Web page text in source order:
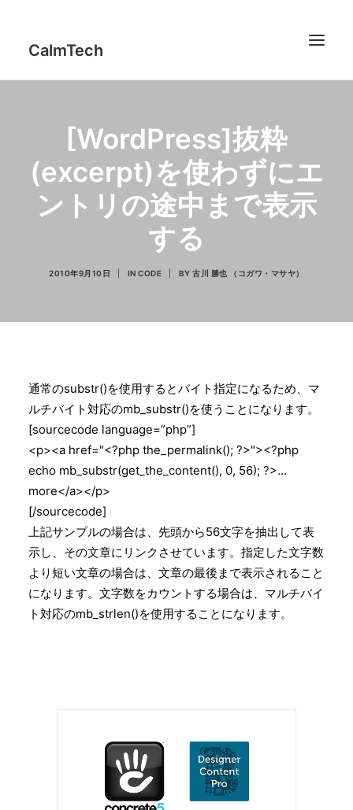
CalmTech
Works
Profile
Report
IT Counseling
Thinking
Code
[WordPress]抜粋
(excerpt)を使わずにエ
ントリの途中まで表示
する
2010年9月10日 INCODE BY古川 勝也 （コガワ・マサヤ）
通常のsubstr()を使用するとバイト指定になるため、マ
ルチバイト対応のmb_substr()を使うことになります。
[sourcecode language=”php”]
<p><a href="<?php the_permalink(); ?>"><?php
echo mb_substr(get_the_content(), 0, 56); ?>…
more</a></p>
[/sourcecode]
上記サンプルの場合は、先頭から56文字を抽出して表
示し、その文章にリンクさせています。指定した文字数
より短い文章の場合は、文章の最後まで表示されること
になります。文字数をカウントする場合は、マルチバイ
ト対応のmb_strlen()を使用することになります。